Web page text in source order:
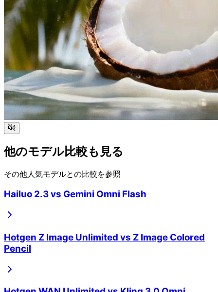
他のモデル比較も見る
その他人気モデルとの比較を参照
Hailuo 2.3vs Gemini Omni Flash
Hotgen Z Image Unlimited vs Z Image Colored
Pencil